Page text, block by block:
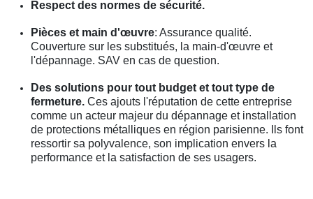
Respect des normes de sécurité.
Pièces et main d'œuvre: Assurance qualité.
Couverture sur les substitués, la main-d'œuvre et
l'dépannage. SAV en cas de question.
Des solutions pour tout budget et tout type de
fermeture. Ces ajouts l'réputation de cette entreprise
comme un acteur majeur du dépannage et installation
de protections métalliques en région parisienne. Ils font
ressortir sa polyvalence, son implication envers la
performance et la satisfaction de ses usagers.